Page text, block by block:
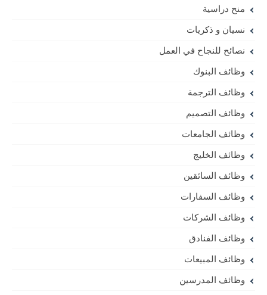
منح دراسية
نسيان و ذكريات
نصائح للنجاح في العمل
وظائف البنوك
وظائف الترجمة
وظائف التصميم
وظائف الجامعات
وظائف الخليج
وظائف السائقين
وظائف السفارات
وظائف الشركات
وظائف الفنادق
وظائف المبيعات
وظائف المدرسين